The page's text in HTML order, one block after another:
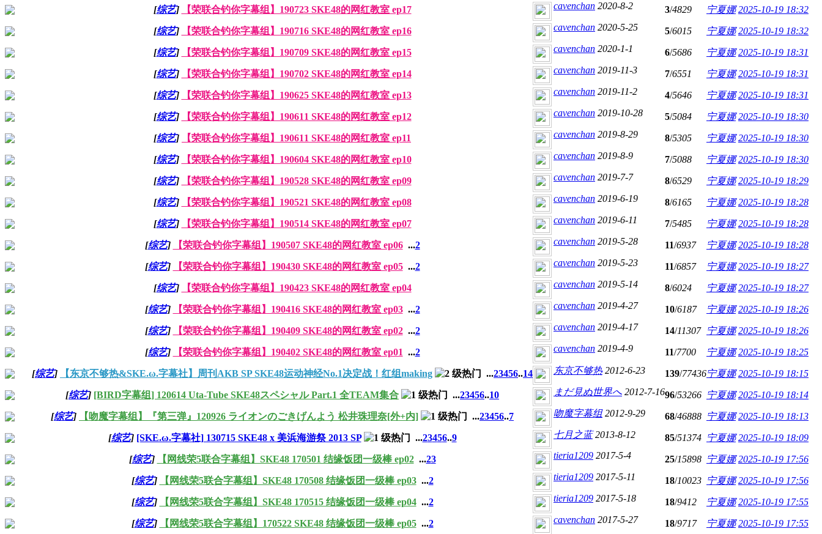
[综艺] 【荣联合钓你字幕组】190723 SKE48的网红教室 ep17 cavenchan 2020-8-2 3/4829 宁夏娜 2025-10-19 18:32
[综艺] 【荣联合钓你字幕组】190716 SKE48的网红教室 ep16 cavenchan 2020-5-25 5/6015 宁夏娜 2025-10-19 18:32
[综艺] 【荣联合钓你字幕组】190709 SKE48的网红教室 ep15 cavenchan 2020-1-1 6/5686 宁夏娜 2025-10-19 18:31
[综艺] 【荣联合钓你字幕组】190702 SKE48的网红教室 ep14 cavenchan 2019-11-3 7/6551 宁夏娜 2025-10-19 18:31
[综艺] 【荣联合钓你字幕组】190625 SKE48的网红教室 ep13 cavenchan 2019-11-2 4/5646 宁夏娜 2025-10-19 18:31
[综艺] 【荣联合钓你字幕组】190611 SKE48的网红教室 ep12 cavenchan 2019-10-28 5/5084 宁夏娜 2025-10-19 18:30
[综艺] 【荣联合钓你字幕组】190611 SKE48的网红教室 ep11 cavenchan 2019-8-29 8/5305 宁夏娜 2025-10-19 18:30
[综艺] 【荣联合钓你字幕组】190604 SKE48的网红教室 ep10 cavenchan 2019-8-9 7/5088 宁夏娜 2025-10-19 18:30
[综艺] 【荣联合钓你字幕组】190528 SKE48的网红教室 ep09 cavenchan 2019-7-7 8/6529 宁夏娜 2025-10-19 18:29
[综艺] 【荣联合钓你字幕组】190521 SKE48的网红教室 ep08 cavenchan 2019-6-19 8/6165 宁夏娜 2025-10-19 18:28
[综艺] 【荣联合钓你字幕组】190514 SKE48的网红教室 ep07 cavenchan 2019-6-11 7/5485 宁夏娜 2025-10-19 18:28
[综艺] 【荣联合钓你字幕组】190507 SKE48的网红教室 ep06 ...2 cavenchan 2019-5-28 11/6937 宁夏娜 2025-10-19 18:28
[综艺] 【荣联合钓你字幕组】190430 SKE48的网红教室 ep05 ...2 cavenchan 2019-5-23 11/6857 宁夏娜 2025-10-19 18:27
[综艺] 【荣联合钓你字幕组】190423 SKE48的网红教室 ep04 cavenchan 2019-5-14 8/6024 宁夏娜 2025-10-19 18:27
[综艺] 【荣联合钓你字幕组】190416 SKE48的网红教室 ep03 ...2 cavenchan 2019-4-27 10/6187 宁夏娜 2025-10-19 18:26
[综艺] 【荣联合钓你字幕组】190409 SKE48的网红教室 ep02 ...2 cavenchan 2019-4-17 14/11307 宁夏娜 2025-10-19 18:26
[综艺] 【荣联合钓你字幕组】190402 SKE48的网红教室 ep01 ...2 cavenchan 2019-4-9 11/7700 宁夏娜 2025-10-19 18:25
[综艺] 【东京不够热&SKE.ω.字幕社】周刊AKB SP SKE48运动神经No.1决定战！红组making ...23456..14 东京不够热 2012-6-23 139/77436宁夏娜 2025-10-19 18:15
[综艺] [BIRD字幕组] 120614 Uta-Tube SKE48スペシャル Part.1 全TEAM集合 ...23456..10 まだ見ぬ世界へ 2012-7-1696/53266 宁夏娜 2025-10-19 18:14
[综艺] 【吻魔字幕组】『第三弹』120926 ライオンのごきげんよう 松井珠理奈[外+内] ...23456..7 吻魔字幕组 2012-9-29 68/46888 宁夏娜 2025-10-19 18:13
[综艺] [SKE.ω.字幕社] 130715 SKE48 x 美浜海游祭 2013 SP ...23456..9 七月之蓝 2013-8-12 85/51374 宁夏娜 2025-10-19 18:09
[综艺] 【网线荣5联合字幕组】SKE48 170501 结缘饭团一级棒 ep02 ...23 tieria1209 2017-5-4 25/15898 宁夏娜 2025-10-19 17:56
[综艺] 【网线荣5联合字幕组】SKE48 170508 结缘饭团一级棒 ep03 ...2 tieria1209 2017-5-11 18/10023 宁夏娜 2025-10-19 17:56
[综艺] 【网线荣5联合字幕组】SKE48 170515 结缘饭团一级棒 ep04 ...2 tieria1209 2017-5-18 18/9412 宁夏娜 2025-10-19 17:55
[综艺] 【网线荣5联合字幕组】170522 SKE48 结缘饭团一级棒 ep05 ...2 cavenchan 2017-5-27 18/9717 宁夏娜 2025-10-19 17:55